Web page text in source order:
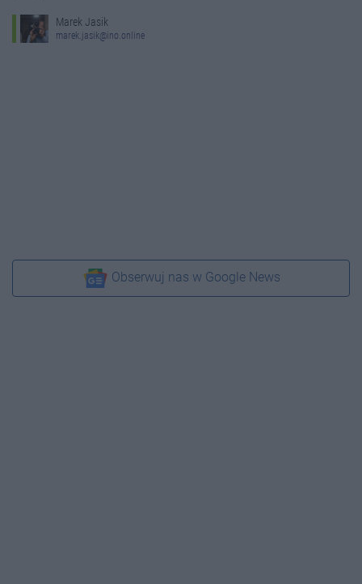
Marek Jasik
marek.jasik@ino.online
Obserwuj nas w Google News